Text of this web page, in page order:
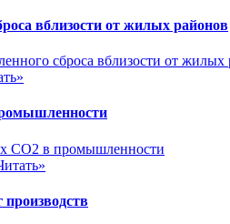
вблизости от жилых районов